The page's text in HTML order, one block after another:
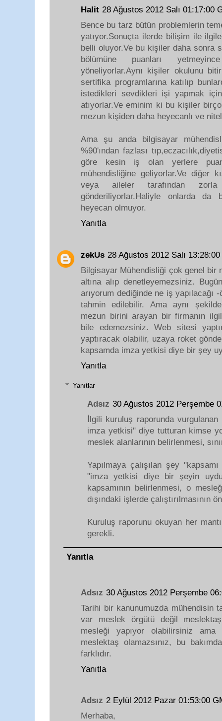
Halit 28 Ağustos 2012 Salı 01:17:00
Bence bu tarz bütün problemlerin
yatıyor.Sonuçta ilerde bilişim ile
belli oluyor.Ve bu kişiler daha sonra
bölümüne puanları
yöneliyorlar.Aynı kişiler okulunu
sertifika programlarına katılıp
istedikleri sevdikleri işi yapmak
atıyorlar.Ve eminim ki bu kişiler
mezun kişiden daha heyecanlı ve
Ama şu anda bilgisayar
%90'ından fazlası
göre kesin iş olan yerlere
mühendisliğine geliyorlar.Ve diğer
veya aileler tarafından zorla
gönderiliyorlar.Haliyle onlarda
heyecan olmuyor.
Yanıtla
zekUs 28 Ağustos 2012 Salı
Bilgisayar Mühendisliği çok genel bir
altına alıp denetleyemezsiniz.
arıyorum dediğinde ne iş yapılacağı
tahmin edilebilir. Ama aynı
mezun birini arayan bir firmanın
bile edemezsiniz. Web sitesi
yaptıracak olabilir, uzaya roket
kapsamda imza yetkisi diye bir şey
Yanıtla
Yanıtlar
Adsız 30 Ağustos 2012 Perşembe
İlgili kuruluş raporunda
imza yetkisi" diye tutturan kimse
meslek alanlarının belirlenmesi,
Yapılmaya çalışılan şey
"imza yetkisi diye bir şeyin
kapsamının belirlenmesi, o
dışındaki işlerde çalıştırılmasının
Kuruluş raporunu okuyan her
gerekli.
Yanıtla
Adsız 30 Ağustos 2012 Perşembe
Tarihi bir kanunumuzda mühendisin
var meslek örgütü değil
mesleği yapıyor olabilirsiniz ama
meslektaş olamazsınız, bu
farklıdır.
Yanıtla
Adsız 2 Eylül 2012 Pazar 01:53:00
Merhaba,